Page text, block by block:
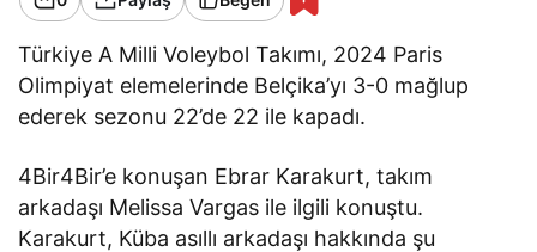
Türkiye A Milli Voleybol Takımı, 2024 Paris
Olimpiyat elemelerinde Belçika’yı 3-0 mağlup
ederek sezonu 22’de 22 ile kapadı.
4Bir4Bir’e konuşan Ebrar Karakurt, takım
arkadaşı Melissa Vargas ile ilgili konuştu.
Karakurt, Küba asıllı arkadaşı hakkında şu